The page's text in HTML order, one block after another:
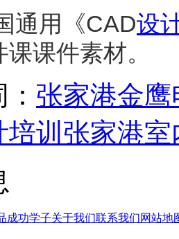
通用《CAD设
课件素材。
张家港金
训 张家港
成功学子关于我们联系我们网站地